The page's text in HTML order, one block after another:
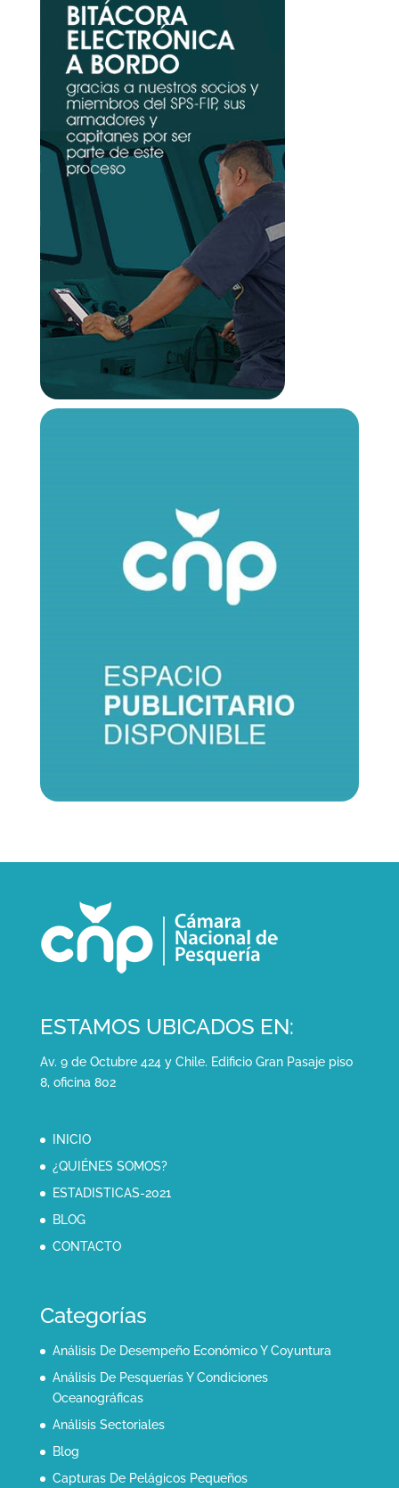
ESTAMOS UBICADOS EN:
Av. 9 de Octubre 424 y Chile. Edificio Gran Pasaje piso
8, oficina 802
INICIO
¿QUIÉNES SOMOS?
ESTADISTICAS-2021
BLOG
CONTACTO
Categorías
Análisis De Desempeño Económico Y Coyuntura
Análisis De Pesquerías Y Condiciones
Oceanográficas
Análisis Sectoriales
Blog
Capturas De Pelágicos Pequeños